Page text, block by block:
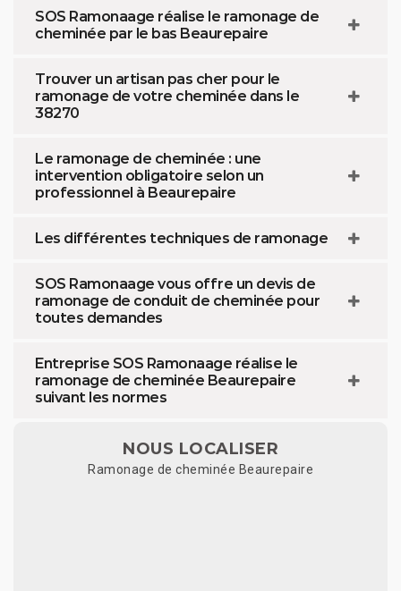
SOS Ramonaage réalise le ramonage de
cheminée par le bas Beaurepaire
Trouver un artisan pas cher pour le
ramonage de votre cheminée dans le
38270
Le ramonage de cheminée : une
intervention obligatoire selon un
professionnel à Beaurepaire
Les différentes techniques de ramonage
SOS Ramonaage vous offre un devis de
ramonage de conduit de cheminée pour
toutes demandes
Entreprise SOS Ramonaage réalise le
ramonage de cheminée Beaurepaire
suivant les normes
NOUS LOCALISER
Ramonage de cheminée Beaurepaire